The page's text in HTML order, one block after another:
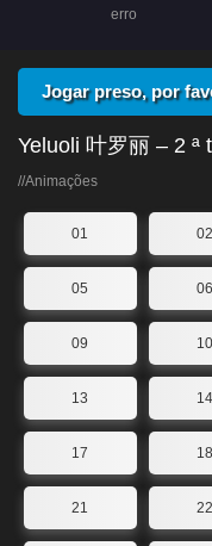
erro
Jogar preso, por
linha
Yeluoli 叶罗丽 – 2 ª
//Animações
01 02
05 06
09 10
13 14
17 18
21 22